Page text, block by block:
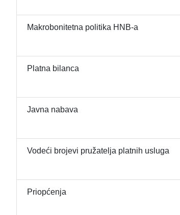
Makrobonitetna politika HNB-a
Platna bilanca
Javna nabava
Vodeći brojevi pružatelja platnih usluga
Priopćenja